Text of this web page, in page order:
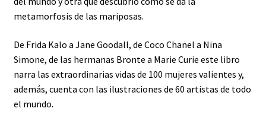
metamorfosis de las mariposas.
De Frida Kalo a Jane Goodall, de Coco Chanel a Nina
Simone, de las hermanas Bronte a Marie Curie este libro
narra las extraordinarias vidas de 100 mujeres valientes y,
además, cuenta con las ilustraciones de 60 artistas de todo
el mundo.